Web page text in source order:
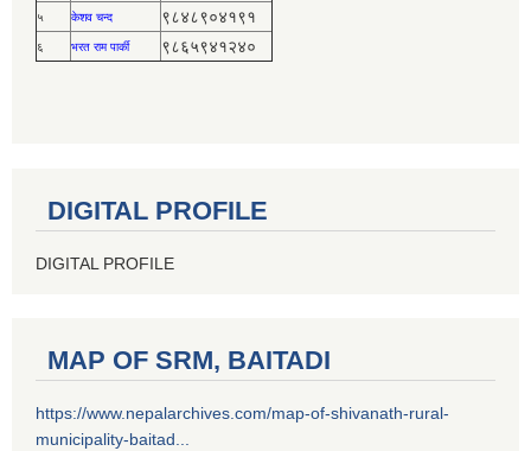
५ केशव चन्द ९८४८९०४१९१
६ भरत राम पार्की ९८६५९४१२४०
DIGITAL PROFILE
DIGITAL PROFILE
MAP OF SRM, BAITADI
https://www.nepalarchives.com/map-of-shivanath-rural-
municipality-baitad...